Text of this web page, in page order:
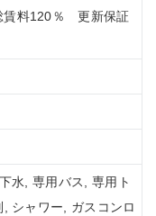
料120％ 更新保証
水, 専用バス, 専用ト
シャワー, ガスコンロ